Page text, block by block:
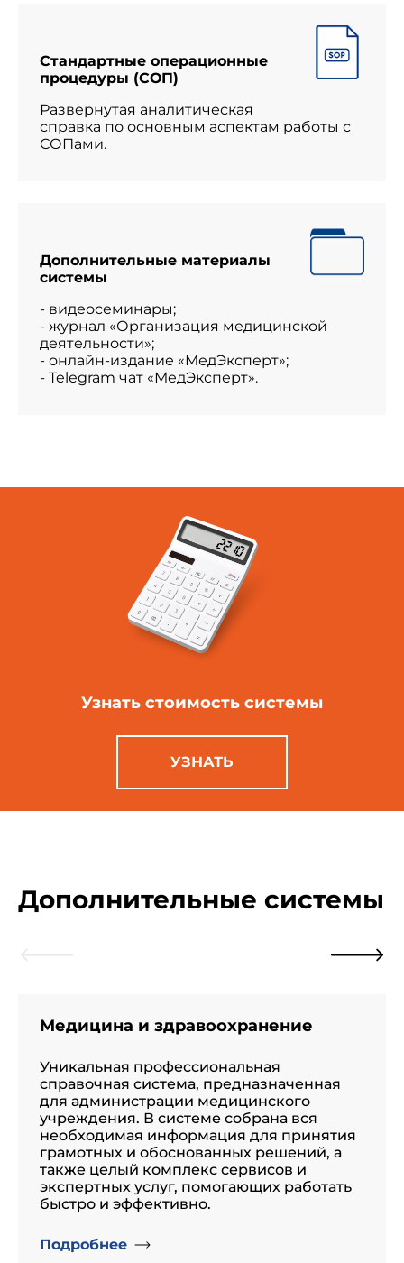
Стандартные операционные
процедуры (СОП)
Развернутая аналитическая
справка по основным аспектам работы с
СОПами.
Дополнительные материалы
системы
- видеосеминары;
- журнал «Организация медицинской
деятельности»;
- онлайн-издание «МедЭксперт»;
- Telegram чат «МедЭксперт».
Узнать стоимость системы
УЗНАТЬ
Дополнительные системы
Медицина и здравоохранение
Уникальная профессиональная
справочная система, предназначенная
для администрации медицинского
учреждения. В системе собрана вся
необходимая информация для принятия
грамотных и обоснованных решений, а
также целый комплекс сервисов и
экспертных услуг, помогающих работать
быстро и эффективно.
Подробнее